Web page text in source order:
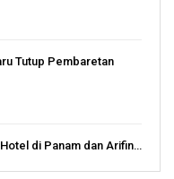
Tutup Pembaretan
di Panam dan Arifin…